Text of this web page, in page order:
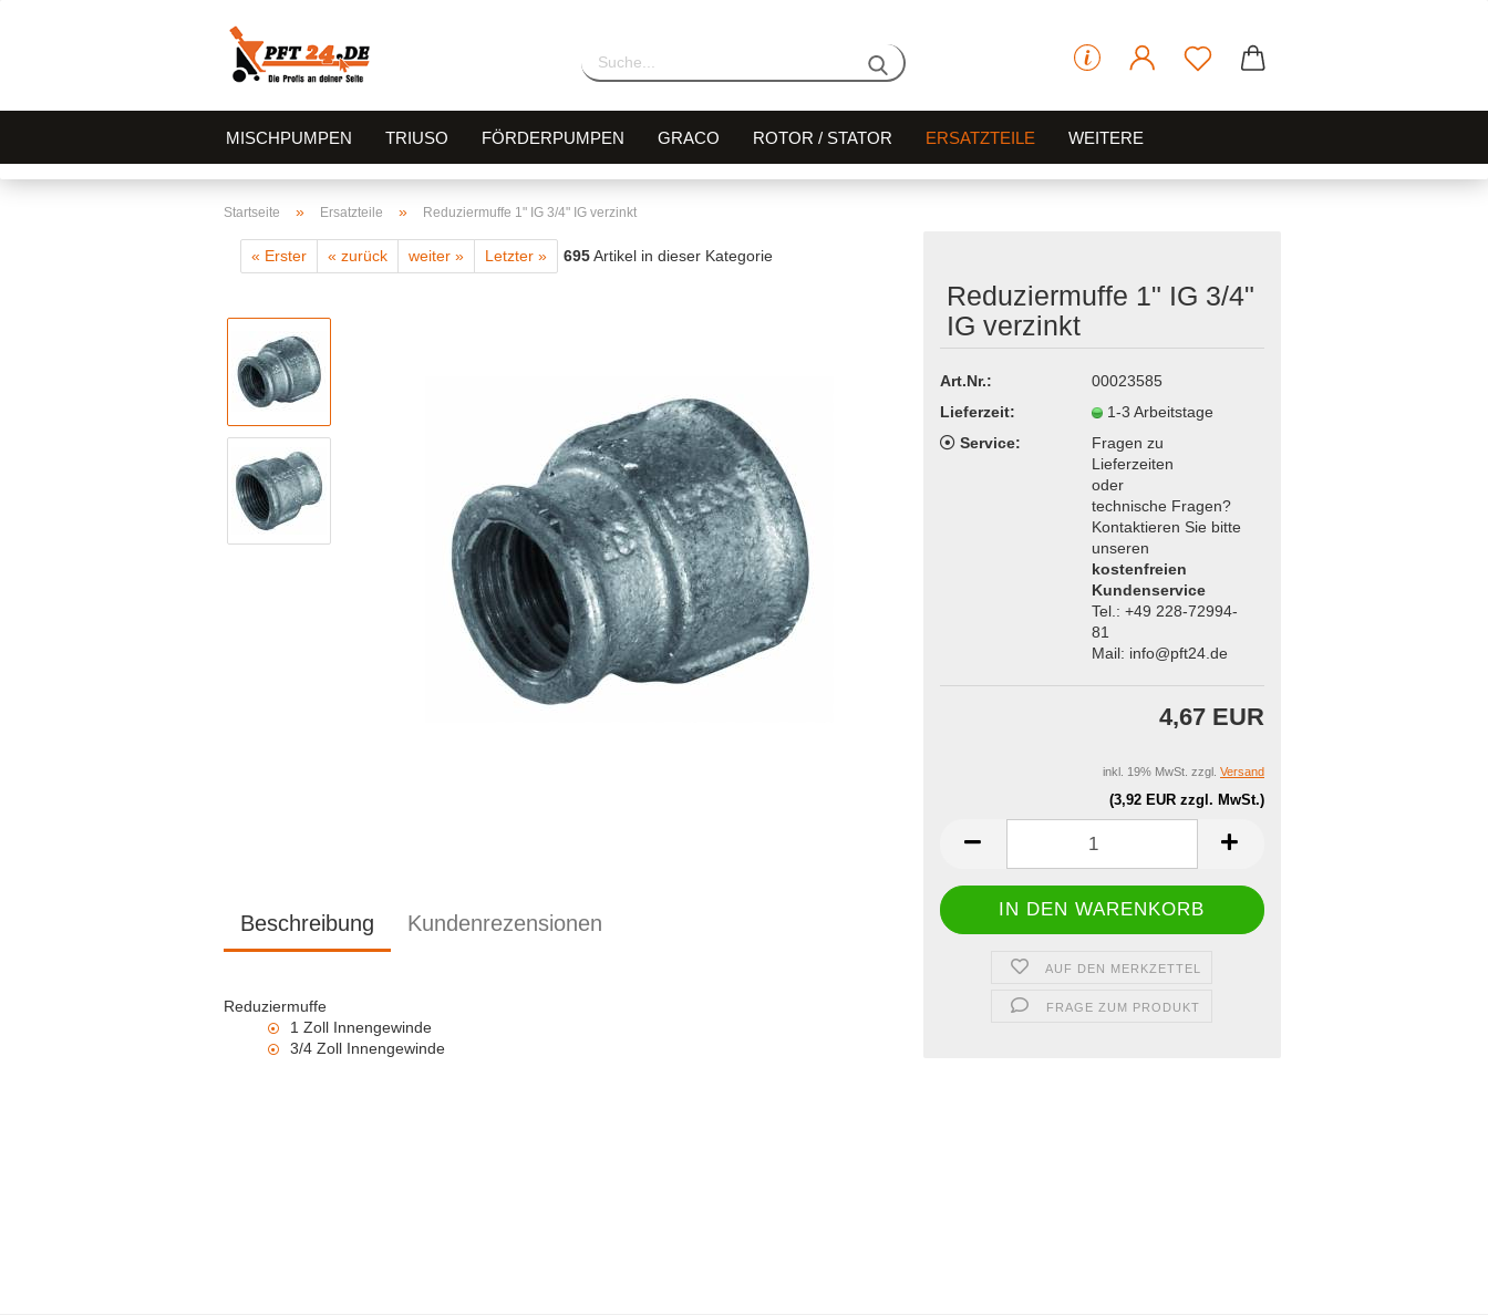
MISCHPUMPEN TRIUSO FÖRDERPUMPEN GRACO ROTOR / STATOR ERSATZTEILE WEITERE
Startseite » Ersatzteile » Reduziermuffe 1" IG 3/4" IG verzinkt
« Erster « zurück weiter » Letzter » 695Artikel in dieser Kategorie
Reduziermuffe 1" IG 3/4"
IG verzinkt
Art.Nr.:
00023585
Lieferzeit:
1-3 Arbeitstage
Service:
Fragen zu
Lieferzeiten
oder
technische Fragen?
Kontaktieren Sie bitte
unseren
kostenfreien
Kundenservice
Tel.: +49 228-72994-
81
Mail: info@pft24.de
4,67 EUR
(3,92 EUR zzgl. MwSt.)
inkl. 19% MwSt. zzgl. Versand
AUF DEN MERKZETTEL
FRAGE ZUM PRODUKT
Beschreibung Kundenrezensionen
Reduziermuffe
1 Zoll Innengewinde
3/4 Zoll Innengewinde